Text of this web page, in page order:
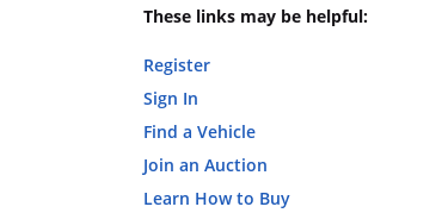
These links may be helpful:
Register
Sign In
Find a Vehicle
Join an Auction
Learn How to Buy